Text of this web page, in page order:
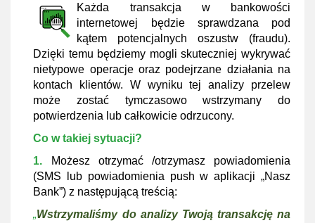
Każda transakcja w bankowości
internetowej będzie sprawdzana pod
kątem potencjalnych oszustw (fraudu).
Dzięki temu będziemy mogli skuteczniej wykrywać
nietypowe operacje oraz podejrzane działania na
kontach klientów. W wyniku tej analizy przelew
może zostać tymczasowo wstrzymany do
potwierdzenia lub całkowicie odrzucony.
Co w takiej sytuacji?
1.
Możesz otrzymać /otrzymasz powiadomienia
(SMS lub powiadomienia push w aplikacji „Nasz
Bank”) z następującą treścią:
„Wstrzymaliśmy do analizy Twoją transakcję na